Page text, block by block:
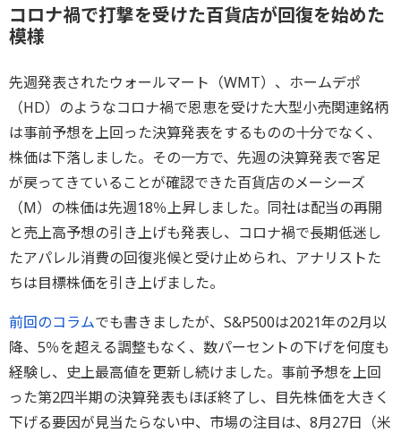
コロナ禍で打撃を受けた百貨店が回復を始めた
模様
先週発表されたウォールマート（WMT）、ホームデポ
（HD）のようなコロナ禍で恩恵を受けた大型小売関連銘柄
は事前予想を上回った決算発表をするものの十分でなく、
株価は下落しました。その一方で、先週の決算発表で客足
が戻ってきていることが確認できた百貨店のメーシーズ
（M）の株価は先週18％上昇しました。同社は配当の再開
と売上高予想の引き上げも発表し、コロナ禍で長期低迷し
たアパレル消費の回復兆候と受け止められ、アナリストた
ちは目標株価を引き上げました。
前回のコラムでも書きましたが、S&P500は2021年の2月以
降、5％を超える調整もなく、数パーセントの下げを何度も
経験し、史上最高値を更新し続けました。事前予想を上回
った第2四半期の決算発表もほぼ終了し、目先株価を大きく
下げる要因が見当たらない中、市場の注目は、8月27日（米